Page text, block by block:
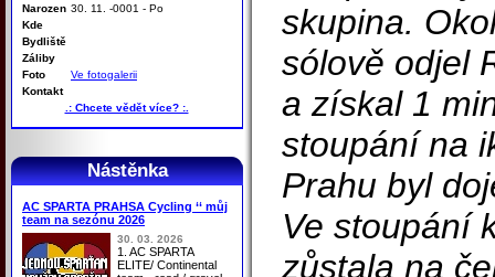
Narozen 30. 11. -0001 - Po
Kde
Bydliště
Záliby
Foto
Ve fotogalerii
Kontakt
.: Chcete vědět více? :.
Nástěnka
AC SPARTA PRAHSA Cycling ‘‘ můj
team na sezónu 2026
30. 03. 2026
1. AC SPARTA
ELITE/ Continental
skupina.
sólově odjel
a získal 1
stoupání na
Prahu byl
Ve stoupání
zůstala na